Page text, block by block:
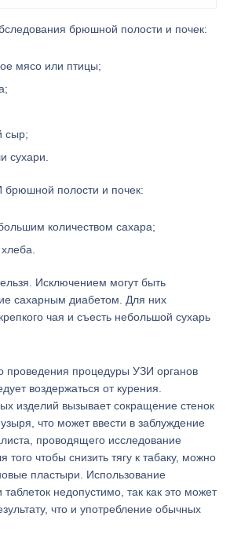
брюшной полости и почек:
мясо или птицы;
сыр;
сухари.
полости и почек:
количеством сахара;
Исключением могут быть
сахарным диабетом. Для них
чая и съесть небольшой сухарь
проведения процедуры УЗИ органов
воздержаться от курения.
изделий вызывает сокращение стенок
что может ввести в заблуждение
проводящего исследование
чтобы снизить тягу к табаку, можно
пластыри. Использование
недопустимо, так как это может
что и употребление обычных